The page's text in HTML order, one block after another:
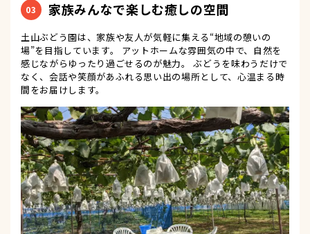
03 家族みんなで楽しむ癒しの空間
土山ぶどう園は、家族や友人が気軽に集える“地域の憩いの
場”を目指しています。 アットホームな雰囲気の中で、自然を
感じながらゆったり過ごせるのが魅力。 ぶどうを味わうだけで
なく、会話や笑顔があふれる思い出の場所として、心温まる時
間をお届けします。